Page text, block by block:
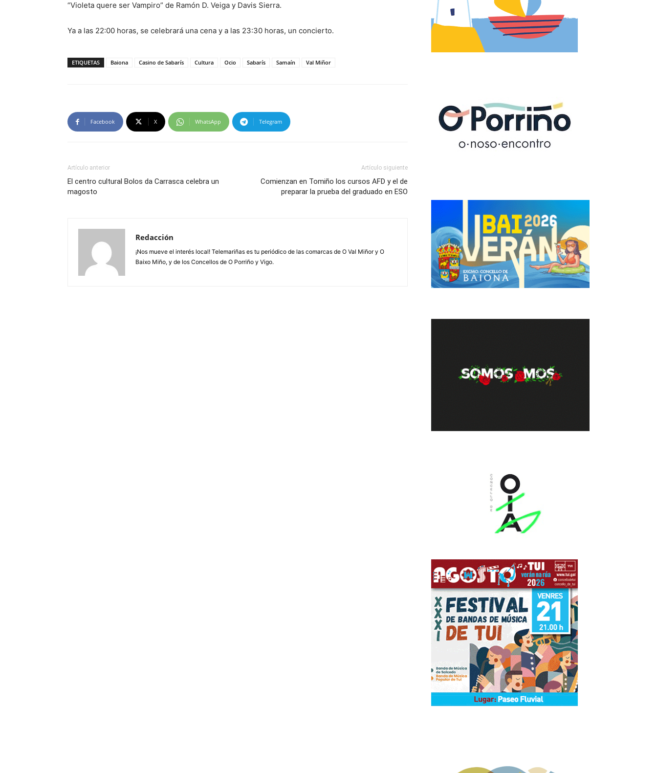
“Violeta quere ser Vampiro” de Ramón D. Veiga y Davis Sierra.
Ya a las 22:00 horas, se celebrará una cena y a las 23:30 horas, un concierto.
ETIQUETAS Baiona Casino de Sabarís Cultura Ocio Sabarís Samaín Val Miñor
Facebook X WhatsApp Telegram
Artículo anterior
El centro cultural Bolos da Carrasca celebra un
magosto
Artículo siguiente
Comienzan en Tomiño los cursos AFD y el de
preparar la prueba del graduado en ESO
Redacción
¡Nos mueve el interés local! Telemariñas es tu periódico de las comarcas de O Val Miñor y O
Baixo Miño, y de los Concellos de O Porriño y Vigo.